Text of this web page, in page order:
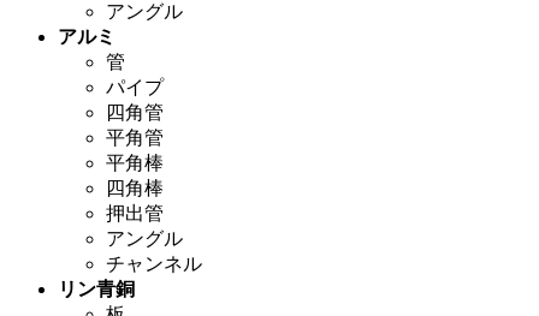
アングル
アルミ
管
パイプ
四角管
平角管
平角棒
四角棒
押出管
アングル
チャンネル
リン青銅